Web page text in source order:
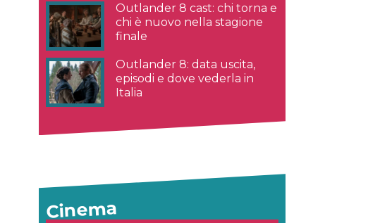
Outlander 8 cast: chi torna e
chi è nuovo nella stagione
finale
Outlander 8: data uscita,
episodi e dove vederla in
Italia
Cinema